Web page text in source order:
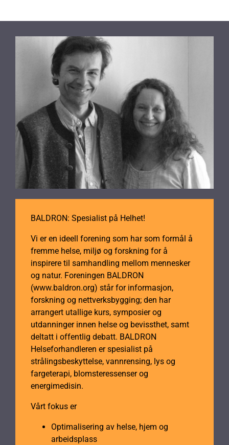
BALDRON: Spesialist på Helhet!
Vi er en ideell forening som har som formål å
fremme helse, miljø og forskning for å
inspirere til samhandling mellom mennesker
og natur. Foreningen BALDRON
(www.baldron.org) står for informasjon,
forskning og nettverksbygging; den har
arrangert utallige kurs, symposier og
utdanninger innen helse og bevissthet, samt
deltatt i offentlig debatt. BALDRON
Helseforhandleren er spesialist på
strålingsbeskyttelse, vannrensing, lys og
fargeterapi, blomsteressenser og
energimedisin.
Vårt fokus er
Optimalisering av helse, hjem og
arbeidsplass